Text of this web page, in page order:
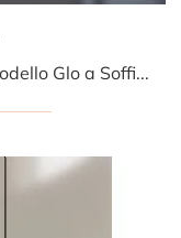
Ecco la luce che fa al caso tuo! Il modello Glo a Soffitto è una tra le nostre lampade a soffitto di Pentalight.